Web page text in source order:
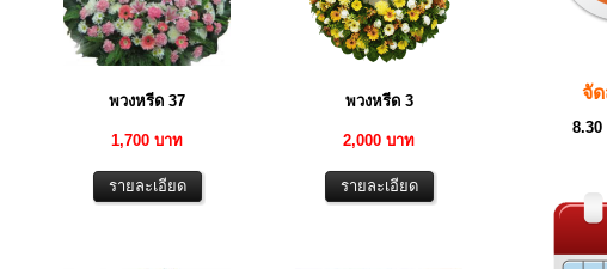
พวงหรีด 37
1,700 บาท
พวงหรีด 3
2,000 บาท
จัด
8.30